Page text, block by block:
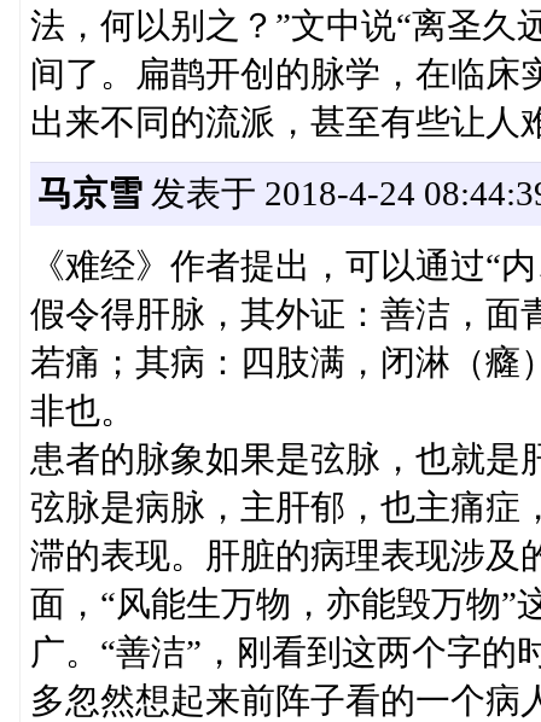
法，何以别之？”文中说“离圣久
间了。扁鹊开创的脉学，在临床
出来不同的流派，甚至有些让人
马京雪发表于 2018-4-24
《难经》作者提出，可以通过“
假令得肝脉，其外证：善洁，面
若痛；其病：四肢满，闭淋（癃
非也。
患者的脉象如果是弦脉，也就是
弦脉是病脉，主肝郁，也主痛症
滞的表现。肝脏的病理表现涉及
面，“风能生万物，亦能毁万物”
广。“善洁”，刚看到这两个字
多忽然想起来前阵子看的一个病